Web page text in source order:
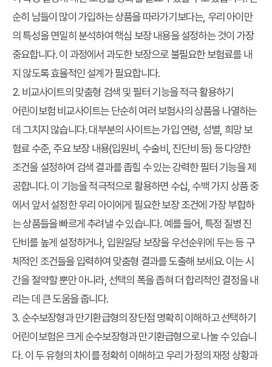
순히 남들이 많이 가입하는 상품을 따라가기보다는, 우리 아이만
의 특성을 면밀히 분석하여 핵심 보장 내용을 설정하는 것이 가장
중요합니다. 이 과정에서 과도한 보장으로 불필요한 보험료를 내
지 않도록 효율적인 설계가 필요합니다.
2. 비교사이트의 맞춤형 검색 및 필터 기능을 적극 활용하기
어린이보험 비교사이트는 단순히 여러 보험사의 상품을 나열하는
데 그치지 않습니다. 대부분의 사이트는 가입 연령, 성별, 희망 보
험료 수준, 주요 보장 내용(입원비, 수술비, 진단비 등) 등 다양한
조건을 설정하여 검색 결과를 좁힐 수 있는 강력한 필터 기능을 제
공합니다. 이 기능을 적극적으로 활용하면 수십, 수백 가지 상품 중
에서 앞서 설정한 우리 아이에게 필요한 보장 조건에 가장 부합하
는 상품들을 빠르게 추려낼 수 있습니다. 예를 들어, 특정 질병 진
단비를 높게 설정하거나, 입원일당 보장을 우선순위에 두는 등 구
체적인 조건들을 입력하여 맞춤형 결과를 도출해 보세요. 이는 시
간을 절약할 뿐만 아니라, 선택의 폭을 좁혀 더 합리적인 결정을 내
리는 데 큰 도움을 줍니다.
3. 순수보장형과 만기환급형의 장단점 명확히 이해하고 선택하기
어린이보험은 크게 순수보장형과 만기환급형으로 나눌 수 있습니
다. 이 두 유형의 차이를 정확히 이해하고 우리 가정의 재정 상황과